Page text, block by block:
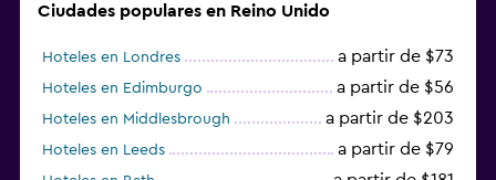
Ciudades populares en Reino Unido
Hoteles en Londres a partir de $73
Hoteles en Edimburgo a partir de $56
Hoteles en Middlesbrough a partir de $203
Hoteles en Leeds a partir de $79